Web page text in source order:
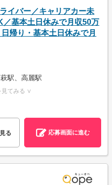
イバー／キャリアカー未
／基本土日休みで月収50万
日帰り・基本土日休みで月
駅、高麗駅
見てみる ∨
る 応募画面に進む